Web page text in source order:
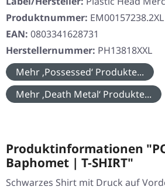
Produktnummer: EM00157238.2XL
EAN: 0803341628731
Herstellernummer: PH13818XXL
Mehr ‚Possessed‘ Produkte...
Mehr ‚Death Metal‘ Produkte...
Produktinformationen
Baphomet | T-SHIRT"
Schwarzes Shirt mit Druck auf